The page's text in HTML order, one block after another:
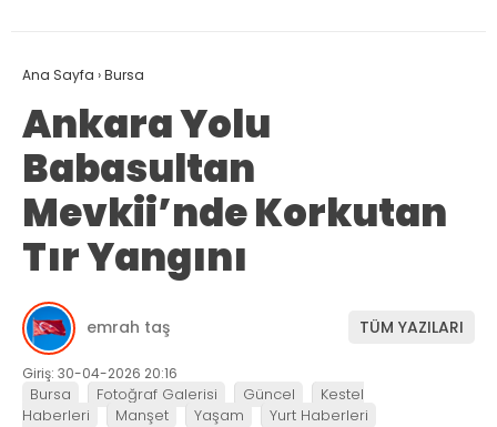
Ana Sayfa ›Bursa
Ankara Yolu
Babasultan
Mevkii’nde Korkutan
Tır Yangını
emrah taş TÜM YAZILARI
Giriş: 30-04-2026 20:16
Bursa Fotoğraf Galerisi Güncel
Kestel
Haberleri
Manşet Yaşam Yurt Haberleri